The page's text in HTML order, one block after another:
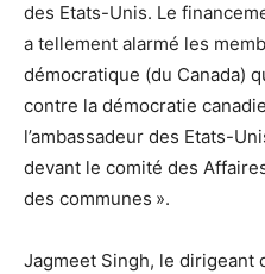
des Etats-Unis. Le
a tellement alarmé les
démocratique (du Canada)
contre la démocratie
l’ambassadeur des Etats-
devant le comité des
des communes ».
Jagmeet Singh, le dirigeant